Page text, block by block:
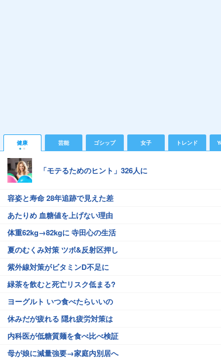
健康 芸能 ゴシップ 女子 トレンド
「モテるためのヒント」326人に
容姿と寿命 28年追跡で見えた差
あたりめ 血糖値を上げない理由
体重62kg→82kgに 寺田心の生活
夏のむくみ対策 ツボ&反射区押し
紫外線対策がビタミンD不足に
緑茶を飲むと死亡リスク低まる?
ヨーグルト いつ食べたらいいの
休みだが疲れる 隠れ疲労対策は
内科医が低糖質麺を食べ比べ検証
母が娘に減量強要→家庭内別居へ